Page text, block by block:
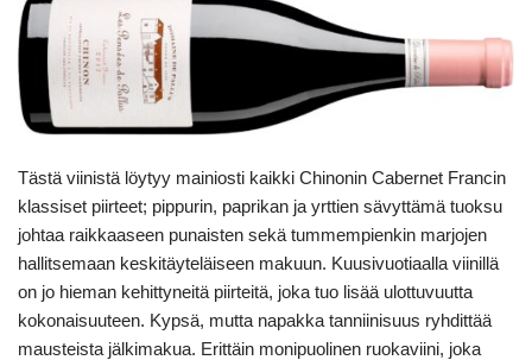
Tästä viinistä löytyy mainiosti kaikki Chinonin Cabernet Francin
klassiset piirteet; pippurin, paprikan ja yrttien sävyttämä tuoksu
johtaa raikkaaseen punaisten sekä tummempienkin marjojen
hallitsemaan keskitäyteläiseen makuun. Kuusivuotiaalla viinillä
on jo hieman kehittyneitä piirteitä, joka tuo lisää ulottuvuutta
kokonaisuuteen. Kypsä, mutta napakka tanniinisuus ryhdittää
mausteista jälkimakua. Erittäin monipuolinen ruokaviini, joka